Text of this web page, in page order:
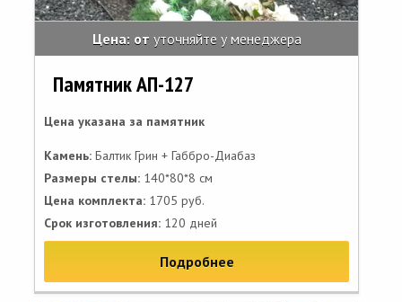
Цена: от уточняйте у менеджера
Памятник АП-127
Цена указана за памятник
Камень: Балтик Грин + Габбро-Диабаз
Размеры стелы: 140*80*8 см
Цена комплекта: 1705 руб.
Срок изготовления: 120 дней
Подробнее